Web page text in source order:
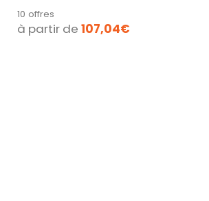
fiable et efficace,...
10 offres
à partir de 107,04€